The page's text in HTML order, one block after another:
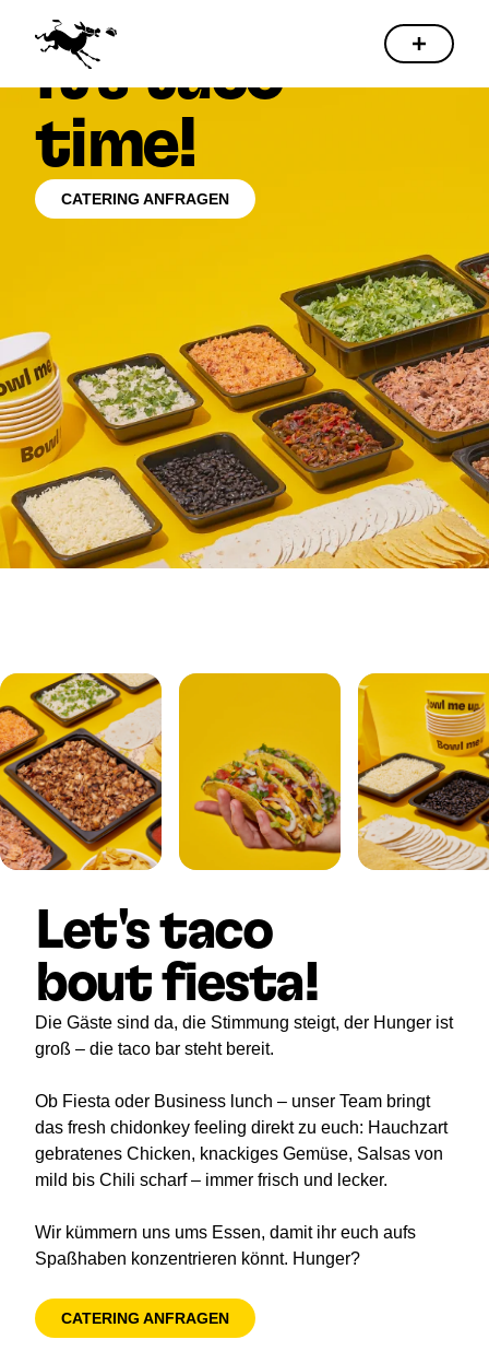
It's taco
time!
CATERING ANFRAGEN
Let's taco
bout fiesta!
Die Gäste sind da, die Stimmung steigt, der Hunger ist
groß – die taco bar steht bereit.
Ob Fiesta oder Business lunch – unser Team bringt
das fresh chidonkey feeling direkt zu euch: Hauchzart
gebratenes Chicken, knackiges Gemüse, Salsas von
mild bis Chili scharf – immer frisch und lecker.
Wir kümmern uns ums Essen, damit ihr euch aufs
Spaßhaben konzentrieren könnt. Hunger?
CATERING ANFRAGEN